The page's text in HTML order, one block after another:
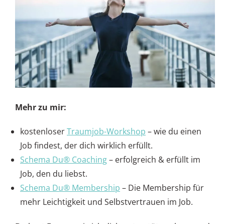
Mehr zu mir:
kostenloserTraumjob-Workshop – wie du einen
Job findest, der dich wirklich erfüllt.
Schema Du® Coaching– erfolgreich & erfüllt im
Job, den du liebst.
Schema Du® Membership – Die Membership für
mehr Leichtigkeit und Selbstvertrauen im Job.